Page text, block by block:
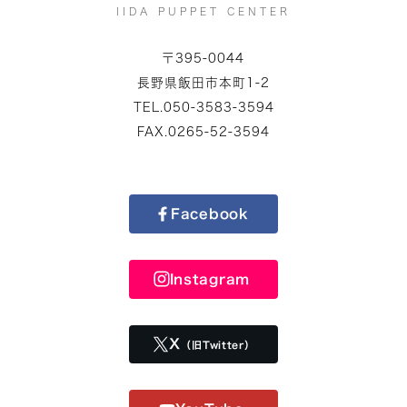
IIDA PUPPET CENTER
〒395-0044
長野県飯田市本町1-2
TEL.050-3583-3594
FAX.0265-52-3594
Facebook
Instagram
X （旧Twitter）